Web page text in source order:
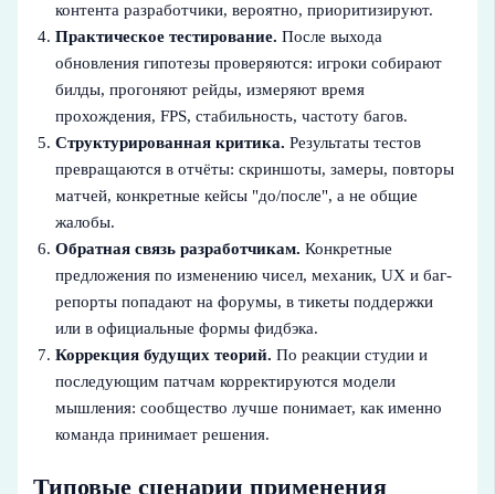
контента разработчики, вероятно, приоритизируют.
Практическое тестирование. После выхода
обновления гипотезы проверяются: игроки собирают
билды, прогоняют рейды, измеряют время
прохождения, FPS, стабильность, частоту багов.
Структурированная критика. Результаты тестов
превращаются в отчёты: скриншоты, замеры, повторы
матчей, конкретные кейсы "до/после", а не общие
жалобы.
Обратная связь разработчикам. Конкретные
предложения по изменению чисел, механик, UX и баг-
репорты попадают на форумы, в тикеты поддержки
или в официальные формы фидбэка.
Коррекция будущих теорий. По реакции студии и
последующим патчам корректируются модели
мышления: сообщество лучше понимает, как именно
команда принимает решения.
Типовые сценарии применения